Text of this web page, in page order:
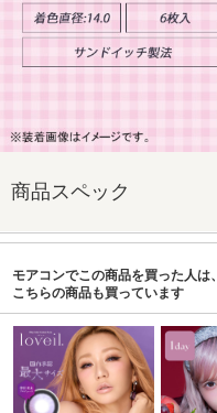
商品スペック
モアコンでこの商品を買った人は、
こちらの商品も買っています